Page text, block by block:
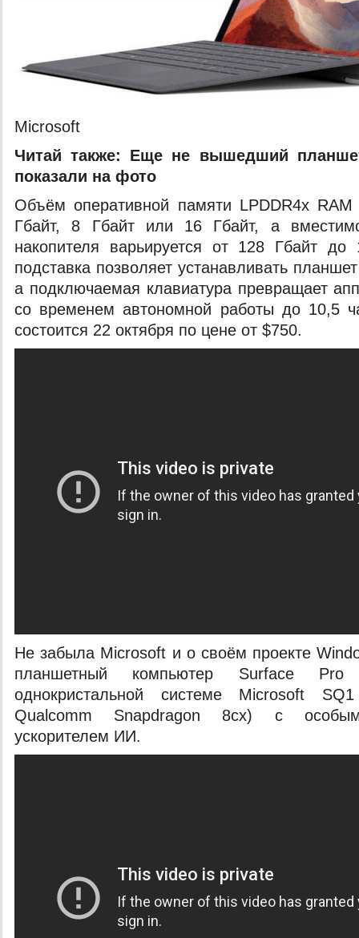
Microsoft
Читай также: Еще не вышедший
показали на фото
Объём оперативной памяти LPDDR4x RAM
Гбайт, 8 Гбайт или 16 Гбайт, а
накопителя варьируется от 128 Гбайт
подставка позволяет устанавливать
а подключаемая клавиатура превращает
со временем автономной работы до 10,5
состоится 22 октября по цене от $750.
Не забыла Microsoft и о своём проекте
планшетный компьютер Surface
однокристальной системе Microsoft
Qualcomm Snapdragon 8cx) с особым
ускорителем ИИ.